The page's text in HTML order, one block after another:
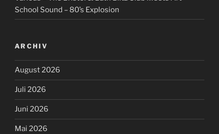
School Sound – 80’s Explosion
ARCHIV
August 2026
Juli 2026
Juni 2026
Mai 2026